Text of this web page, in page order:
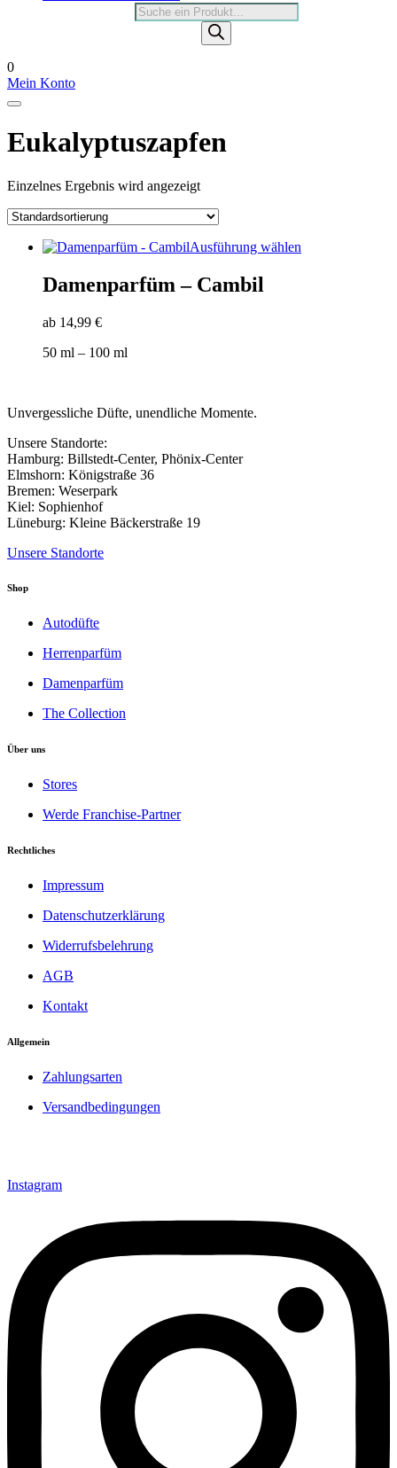
Products
search
0
Mein Konto
Eukalyptuszapfen
Einzelnes Ergebnis wird angezeigt
Ausführung wählen
Damenparfüm – Cambil
ab 14,99 €
50 ml – 100 ml
Unvergessliche Düfte, unendliche Momente.
Unsere Standorte:
Hamburg: Billstedt-Center, Phönix-Center
Elmshorn: Königstraße 36
Bremen: Weserpark
Kiel: Sophienhof
Lüneburg: Kleine Bäckerstraße 19
Unsere Standorte
Shop
Autodüfte
Herrenparfüm
Damenparfüm
The Collection
Über uns
Stores
Werde Franchise-Partner
Rechtliches
Impressum
Datenschutzerklärung
Widerrufsbelehrung
AGB
Kontakt
Allgemein
Zahlungsarten
Versandbedingungen
Instagram